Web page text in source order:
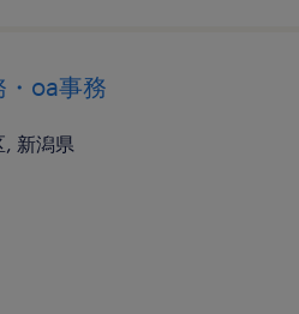
oa事務
, 新潟県